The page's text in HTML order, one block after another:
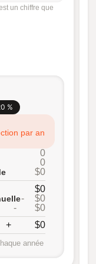
un chiffre que
%
par an
0
0
$0
$0
- $0
-
$0
+ $0
année